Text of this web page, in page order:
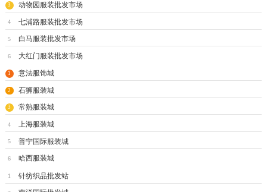
3 动物园服装批发市场
4 七浦路服装批发市场
5 白马服装批发市场
6 大红门服装批发市场
1 意法服饰城
2 石狮服装城
3 常熟服装城
4 上海服装城
5 普宁国际服装城
6 哈西服装城
1 针纺织品批发站